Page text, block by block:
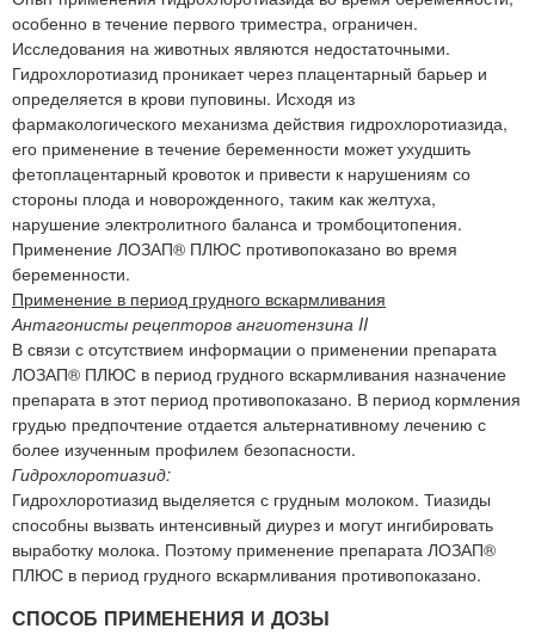
особенно в течение первого триместра, ограничен.
Исследования на животных являются недостаточными.
Гидрохлоротиазид проникает через плацентарный барьер и
определяется в крови пуповины. Исходя из
фармакологического механизма действия гидрохлоротиазида,
его применение в течение беременности может ухудшить
фетоплацентарный кровоток и привести к нарушениям со
стороны плода и новорожденного, таким как желтуха,
нарушение электролитного баланса и тромбоцитопения.
Применение ЛОЗАП® ПЛЮС противопоказано во время
беременности.
Применение в период грудного вскармливания
Антагонисты рецепторов ангиотензина II
В связи с отсутствием информации о применении препарата
ЛОЗАП® ПЛЮС в период грудного вскармливания назначение
препарата в этот период противопоказано. В период кормления
грудью предпочтение отдается альтернативному лечению с
более изученным профилем безопасности.
Гидрохлоротиазид:
Гидрохлоротиазид выделяется с грудным молоком. Тиазиды
способны вызвать интенсивный диурез и могут ингибировать
выработку молока. Поэтому применение препарата ЛОЗАП®
ПЛЮС в период грудного вскармливания противопоказано.
СПОСОБ ПРИМЕНЕНИЯ И ДОЗЫ